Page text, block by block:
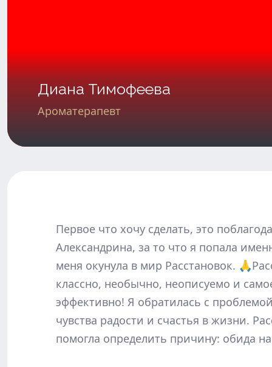
Диана Тимофеева
Ароматерапевт
Первое что хочу сделать, это
Александрина, за то что я попала
меня окунула в мир Расстановок.
классно, необычно, неописуемо и
эффективно! Я обратилась с
чувства радости и счастья в жизни.
помогла определить причину: обида